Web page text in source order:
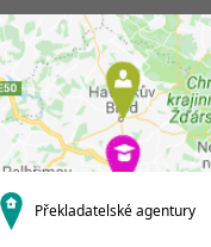
Překladatelské agentury